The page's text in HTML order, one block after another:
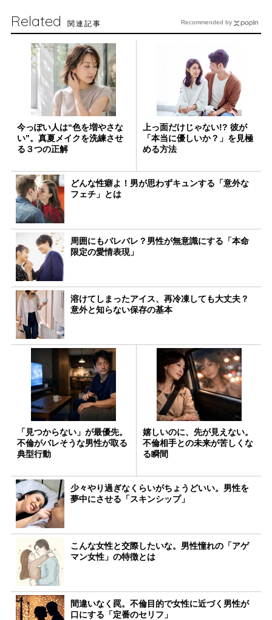
Related 関連記事
今っぽい人は“色を増やさな
い”。真夏メイクを洗練させ
る３つの正解
上っ面だけじゃない!? 彼が
「本当に優しいか？」を見極
める方法
どんな性癖よ！男が思わずキュンする「意外な
フェチ」とは
周囲にもバレバレ？男性が無意識にする「本命
限定の愛情表現」
溶けてしまったアイス、再冷凍しても大丈夫？
意外と知らない保存の基本
「見つからない」が最優先。
不倫がバレそうな男性が取る
典型行動
嬉しいのに、先が見えない。
不倫相手との未来が苦しくな
る瞬間
少々やり過ぎなくらいがちょうどいい。男性を
夢中にさせる「スキンシップ」
こんな女性と交際したいな。男性憧れの「アゲ
マン女性」の特徴とは
間違いなく罠。不倫目的で女性に近づく男性が
口にする「定番のセリフ」
Recommended by